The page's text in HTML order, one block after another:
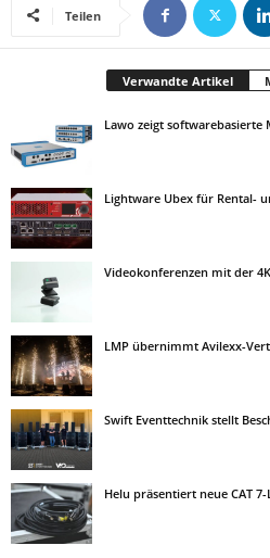
Teilen
Verwandte Artikel
Lawo zeigt
Lightware Ubex für Rental-
Videokonferenzen mit der
LMP übernimmt Avilexx-
Swift Eventtechnik stellt
Helu präsentiert neue CAT